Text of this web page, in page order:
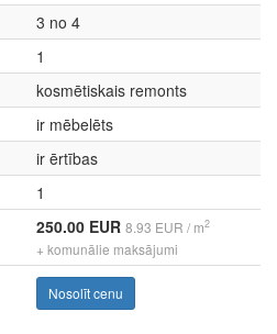
3 no 4
1
kosmētiskais remonts
ir mēbelēts
ir ērtības
1
250.00 EUR 8.93 EUR / m2
+ komunālie maksājumi
Nosolīt cenu